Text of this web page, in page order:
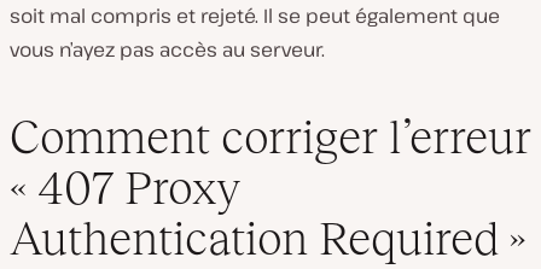
soit mal compris et rejeté. Il se peut également que
vous n’ayez pas accès au serveur.
Comment corriger l’erreur
« 407 Proxy
Authentication Required »